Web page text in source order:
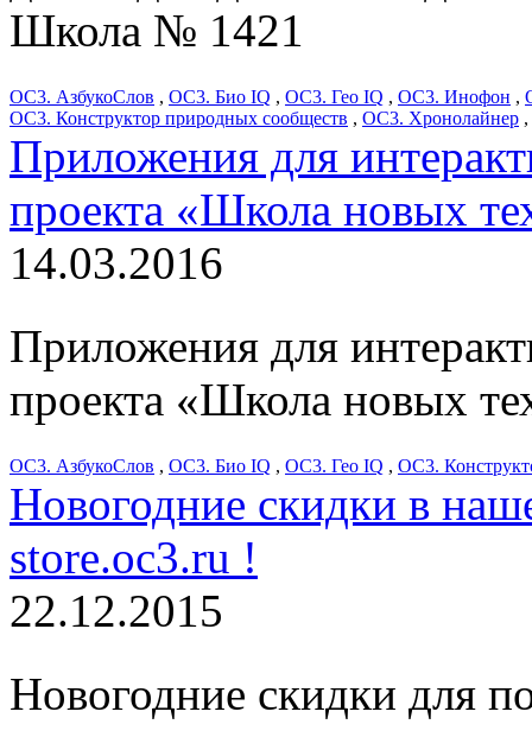
Школа № 1421
ОС3. АзбукоСлов , ОС3. Био IQ , ОС3. Гео IQ , ОС3. Инофон ,
ОС3. Конструктор природных сообществ , ОС3. Хронолайнер ,
Приложения для
проекта «Школа новых
14.03.2016
Приложения для
проекта «Школа новых
ОС3. АзбукоСлов , ОС3. Био IQ , ОС3. Гео IQ , ОС3.
Новогодние скидки в
store.oc3.ru !
22.12.2015
Новогодние скидки для